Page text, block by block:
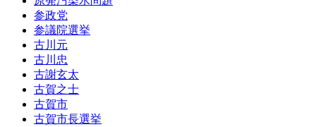
参政党
参議院選挙
古川元
古川忠
古謝玄太
古賀之士
古賀市
古賀市長選挙